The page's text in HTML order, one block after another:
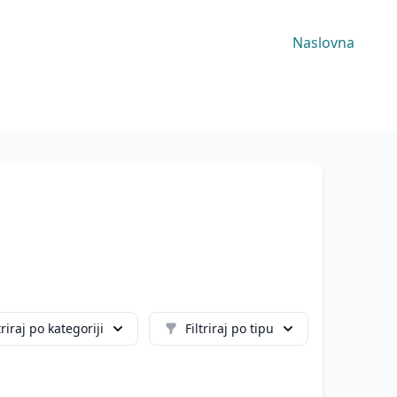
Naslovna
po kategoriji Filtriraj po tipu